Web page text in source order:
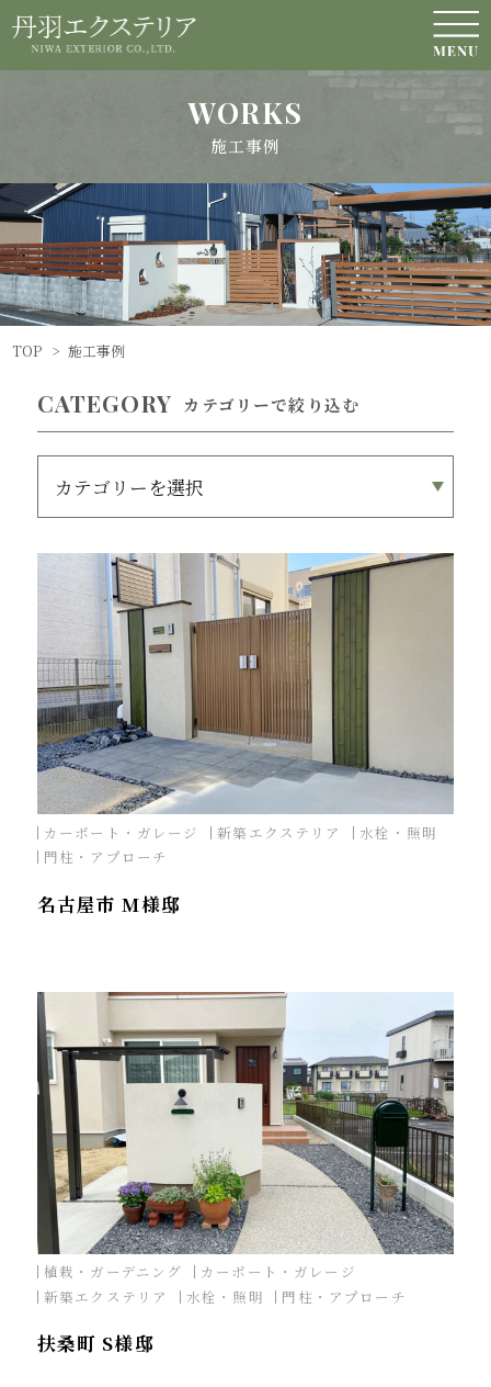
WORKS
施工事例
TOP > 施工事例
CATEGORY カテゴリーで絞り込む
カーポート・ガレージ 新築エクステリア
水栓・照明
門柱・アプローチ
名古屋市 M様邸
植栽・ガーデニング
カーポート・ガレージ
新築エクステリア
水栓・照明 門柱・アプローチ
扶桑町 S様邸